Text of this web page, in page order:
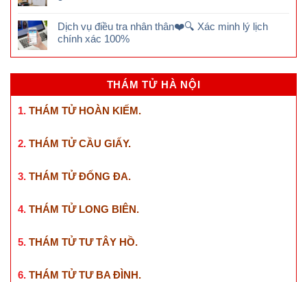
Dịch vụ điều tra nhân thân❤️🔍 Xác minh lý lịch
chính xác 100%
THÁM TỬ HÀ NỘI
1. THÁM TỬ HOÀN KIẾM.
2. THÁM TỬ CẦU GIẤY.
3. THÁM TỬ ĐỐNG ĐA.
4. THÁM TỬ LONG BIÊN.
5. THÁM TỬ TƯ TÂY HỒ.
6. THÁM TỬ TƯ BA ĐÌNH.